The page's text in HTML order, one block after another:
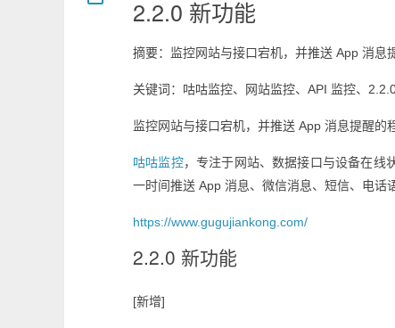
2.2.0 新功能
摘要：监控网站与接口宕机，并推送 App 消息
关键词：咕咕监控、网站监控、API 监控、
监控网站与接口宕机，并推送 App 消息提醒的
咕咕监控，专注于网站、数据接口与设备在线
一时间推送 App 消息、微信消息、短信、电话
https://www.gugujiankong.com/
2.2.0 新功能
[新增]